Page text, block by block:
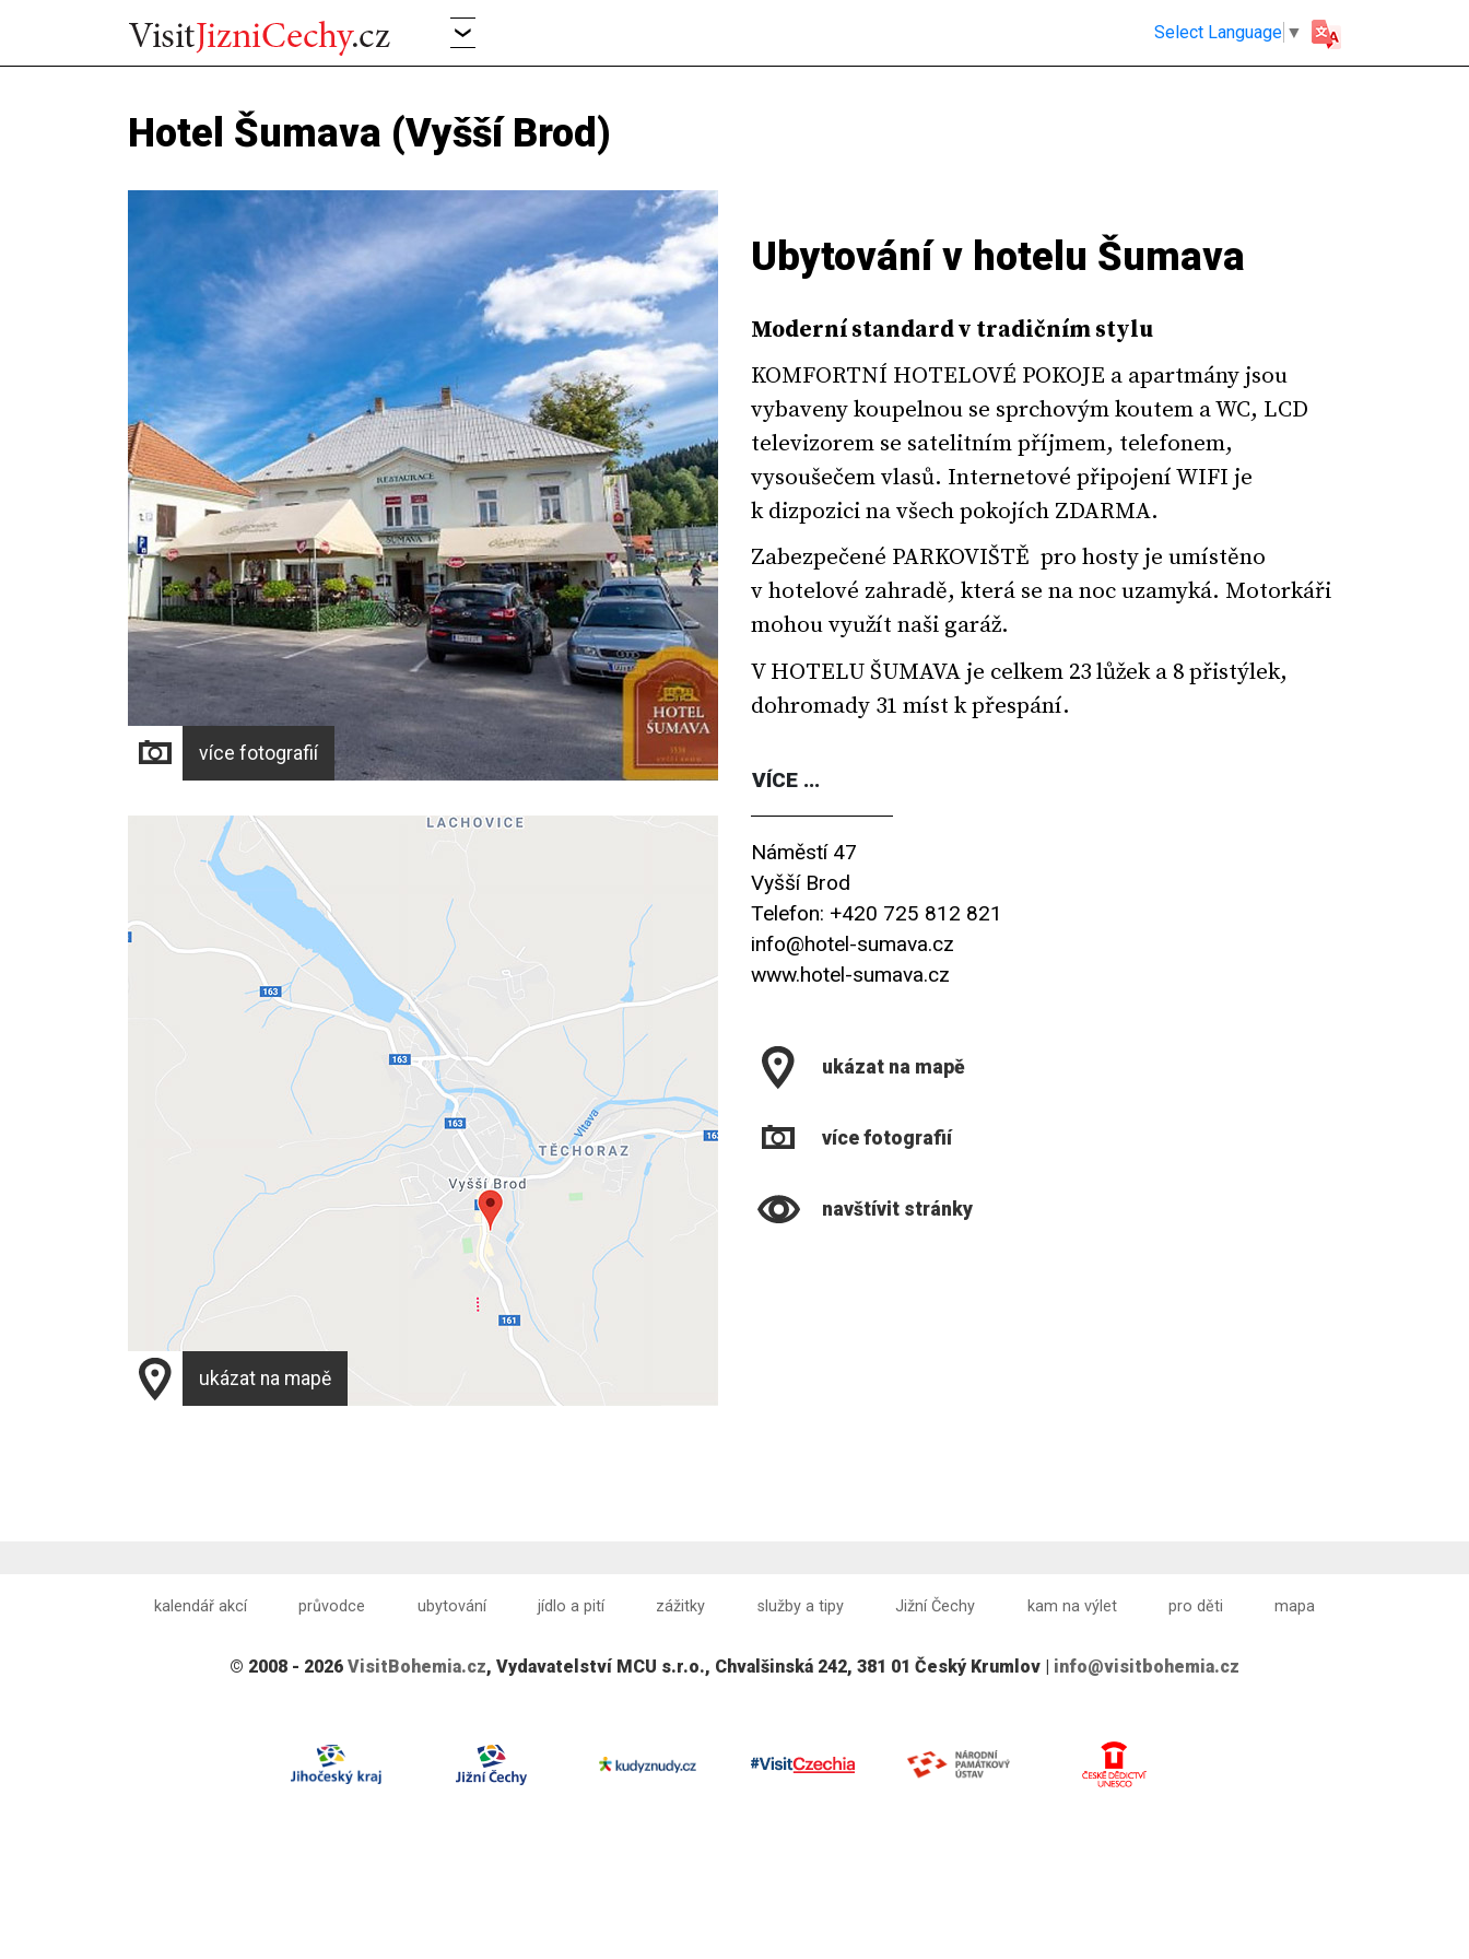
Select Language ▼
Hotel Šumava (Vyšší Brod)
více fotografií
Ubytování v hotelu Šumava
Moderní standard v tradičním stylu
KOMFORTNÍ HOTELOVÉ POKOJE a apartmány jsou
vybaveny koupelnou se sprchovým koutem a WC, LCD
televizorem se satelitním příjmem, telefonem,
vysoušečem vlasů. Internetové připojení WIFI je
k dizpozici na všech pokojích ZDARMA.
Zabezpečené PARKOVIŠTĚ pro hosty je umístěno
v hotelové zahradě, která se na noc uzamyká. Motorkáři
mohou využít naši garáž.
V HOTELU ŠUMAVA je celkem 23 lůžek a 8 přistýlek,
dohromady 31 míst k přespání.
VÍCE ...
ukázat na mapě
Náměstí 47
Vyšší Brod
Telefon: +420 725 812 821
info@hotel-sumava.cz
www.hotel-sumava.cz
ukázat na mapě
více fotografií
navštívit stránky
kalendář akcí průvodce ubytování jídlo a pití zážitky služby a tipy Jižní Čechy kam na výlet pro děti mapa
© 2008 - 2026 VisitBohemia.cz, Vydavatelství MCU s.r.o., Chvalšinská 242, 381 01 Český Krumlov | info@visitbohemia.cz